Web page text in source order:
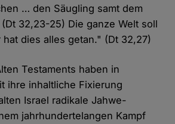
… den Säugling samt dem
32,23-25) Die ganze Welt soll
dies alles getan." (Dt 32,27)
Testaments haben in
ihre inhaltliche Fixierung
Israel radikale Jahwe-
jahrhundertelangen Kampf